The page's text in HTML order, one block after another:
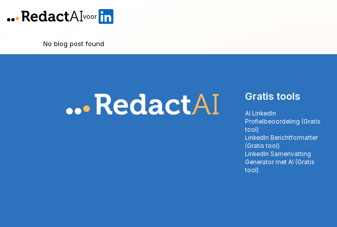
voor
No blog post found
Gratis tools
AI LinkedIn
Profielbeoordeling (Gratis
tool)
LinkedIn Berichtformatter
(Gratis tool)
LinkedIn Samenvatting
Generator met AI (Gratis
tool)